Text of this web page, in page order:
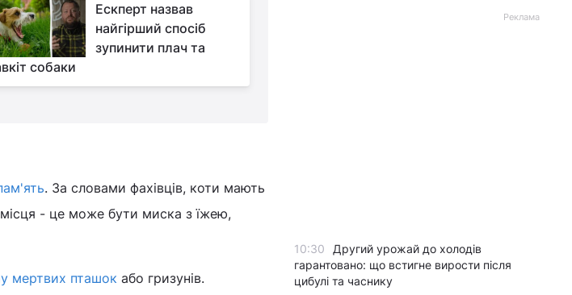
Ескперт назвав
найгірший спосіб
зупинити плач та
собаки
. За словами фахівців, коти мають
місця - це може бути миска з їжею,
мертвих пташок або гризунів.
Реклама
10:30
Другий урожай до холодів
гарантовано: що встигне вирости після
цибулі та часнику